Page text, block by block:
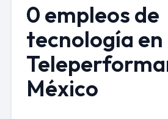
0 empleos de
tecnología en
México